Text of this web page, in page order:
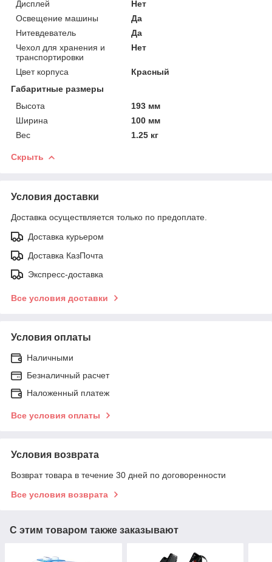
Дисплей
Нет
Освещение машины
Да
Нитевдеватель
Да
Чехол для хранения и
транспортировки
Нет
Цвет корпуса
Красный
Габаритные размеры
Высота
193 мм
Ширина
100 мм
Вес
1.25 кг
Скрыть
Условия доставки
Доставка осуществляется только по предоплате.
Доставка курьером
Доставка КазПочта
Экспресс-доставка
Все условия доставки
Условия оплаты
Наличными
Безналичный расчет
Наложенный платеж
Все условия оплаты
Условия возврата
Возврат товара в течение 30 дней по договоренности
Все условия возврата
С этим товаром также заказывают